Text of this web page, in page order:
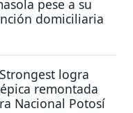
pese a su
domiciliaria
logra
remontada
Nacional Potosí